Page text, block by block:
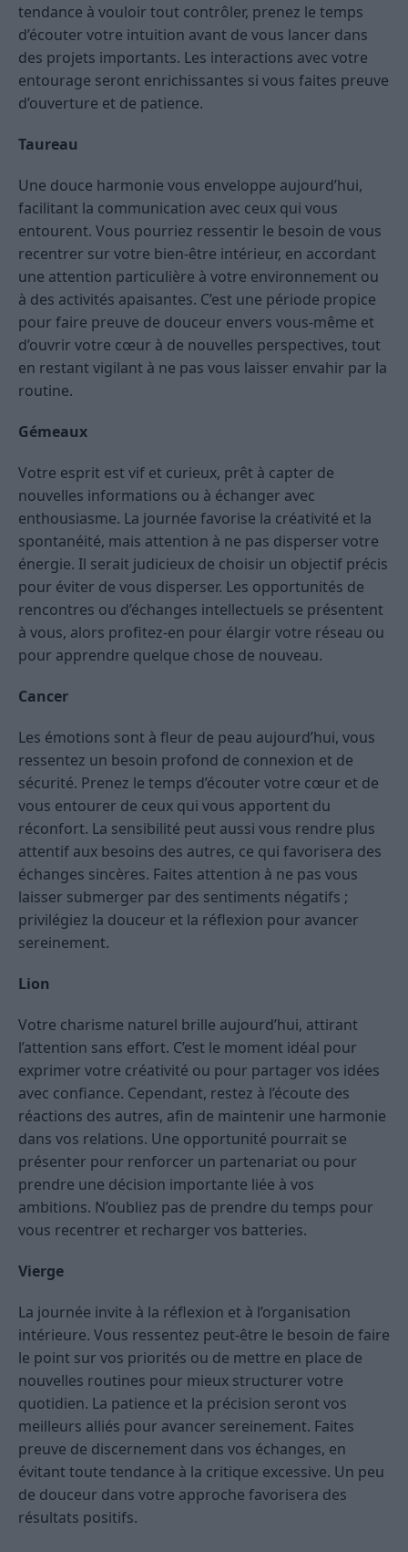
tendance à vouloir tout contrôler, prenez le temps
d’écouter votre intuition avant de vous lancer dans
des projets importants. Les interactions avec votre
entourage seront enrichissantes si vous faites preuve
d’ouverture et de patience.
Taureau
Une douce harmonie vous enveloppe aujourd’hui,
facilitant la communication avec ceux qui vous
entourent. Vous pourriez ressentir le besoin de vous
recentrer sur votre bien-être intérieur, en accordant
une attention particulière à votre environnement ou
à des activités apaisantes. C’est une période propice
pour faire preuve de douceur envers vous-même et
d’ouvrir votre cœur à de nouvelles perspectives, tout
en restant vigilant à ne pas vous laisser envahir par la
routine.
Gémeaux
Votre esprit est vif et curieux, prêt à capter de
nouvelles informations ou à échanger avec
enthousiasme. La journée favorise la créativité et la
spontanéité, mais attention à ne pas disperser votre
énergie. Il serait judicieux de choisir un objectif précis
pour éviter de vous disperser. Les opportunités de
rencontres ou d’échanges intellectuels se présentent
à vous, alors profitez-en pour élargir votre réseau ou
pour apprendre quelque chose de nouveau.
Cancer
Les émotions sont à fleur de peau aujourd’hui, vous
ressentez un besoin profond de connexion et de
sécurité. Prenez le temps d’écouter votre cœur et de
vous entourer de ceux qui vous apportent du
réconfort. La sensibilité peut aussi vous rendre plus
attentif aux besoins des autres, ce qui favorisera des
échanges sincères. Faites attention à ne pas vous
laisser submerger par des sentiments négatifs ;
privilégiez la douceur et la réflexion pour avancer
sereinement.
Lion
Votre charisme naturel brille aujourd’hui, attirant
l’attention sans effort. C’est le moment idéal pour
exprimer votre créativité ou pour partager vos idées
avec confiance. Cependant, restez à l’écoute des
réactions des autres, afin de maintenir une harmonie
dans vos relations. Une opportunité pourrait se
présenter pour renforcer un partenariat ou pour
prendre une décision importante liée à vos
ambitions. N’oubliez pas de prendre du temps pour
vous recentrer et recharger vos batteries.
Vierge
La journée invite à la réflexion et à l’organisation
intérieure. Vous ressentez peut-être le besoin de faire
le point sur vos priorités ou de mettre en place de
nouvelles routines pour mieux structurer votre
quotidien. La patience et la précision seront vos
meilleurs alliés pour avancer sereinement. Faites
preuve de discernement dans vos échanges, en
évitant toute tendance à la critique excessive. Un peu
de douceur dans votre approche favorisera des
résultats positifs.